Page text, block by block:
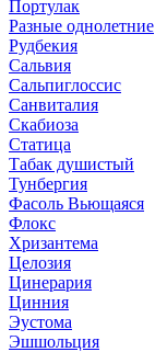
Портулак
Разные однолетние
Рудбекия
Сальвия
Сальпиглоссис
Санвиталия
Скабиоза
Статица
Табак душистый
Тунбергия
Фасоль Вьющаяся
Флокс
Хризантема
Целозия
Цинерария
Цинния
Эустома
Эшшольция